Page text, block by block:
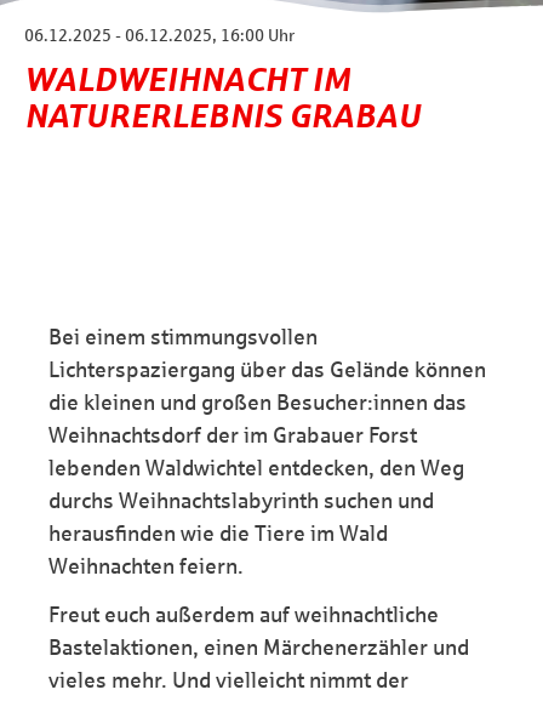
06.12.2025 - 06.12.2025, 16:00 Uhr
WALDWEIHNACHT IM
NATURERLEBNIS GRABAU
Bei einem stimmungsvollen
Lichterspaziergang über das Gelände können
die kleinen und großen Besucher:innen das
Weihnachtsdorf der im Grabauer Forst
lebenden Waldwichtel entdecken, den Weg
durchs Weihnachtslabyrinth suchen und
herausfinden wie die Tiere im Wald
Weihnachten feiern.
Freut euch außerdem auf weihnachtliche
Bastelaktionen, einen Märchenerzähler und
vieles mehr. Und vielleicht nimmt der